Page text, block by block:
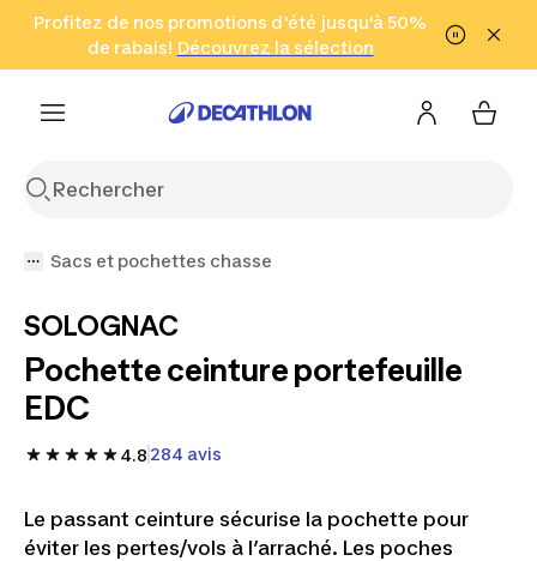
Aller à la recherche Aller au contenu Aller au pied de
Profitez de nos promotions d'été jusqu'à 50%
de rabais! Découvrez la sélection
Cliquez ici
en seulement 2 h!
(Zones sélectionnées)
Sacs et pochettes chasse
SOLOGNAC
Pochette ceinture portefeuille
EDC
4.8 284 avis
Le passant ceinture sécurise la pochette pour
éviter les pertes/vols à l’arraché. Les poches